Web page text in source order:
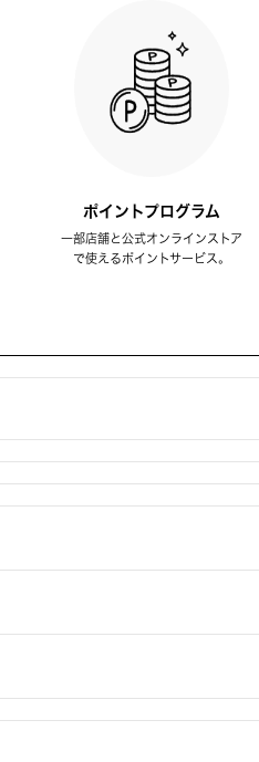
ポイントプログラム
一部店舗と公式オンラインストア
で使えるポイントサービス。